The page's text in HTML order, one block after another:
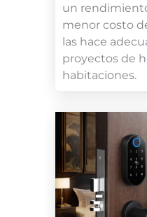
un
menor costo
las hace
proyectos de
habitaciones.